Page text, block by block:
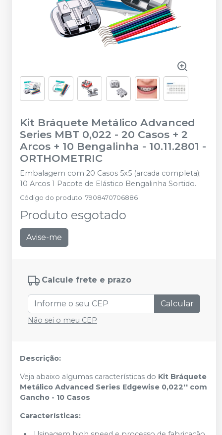
Kit Bráquete Metálico Advanced
Series MBT 0,022 - 20 Casos + 2
Arcos + 10 Bengalinha - 10.11.2801 -
ORTHOMETRIC
Embalagem com 20 Casos 5x5 (arcada completa);
10 Arcos 1 Pacote de Elástico Bengalinha Sortido.
Código do produto: 7908470706886
Produto esgotado
Avise-me
Calcule frete e prazo
Calcular
Não sei o meu CEP
Descrição:
Veja abaixo algumas características do Kit Bráquete
Metálico Advanced Series Edgewise 0,022'' com
Gancho - 10 Casos
Características: